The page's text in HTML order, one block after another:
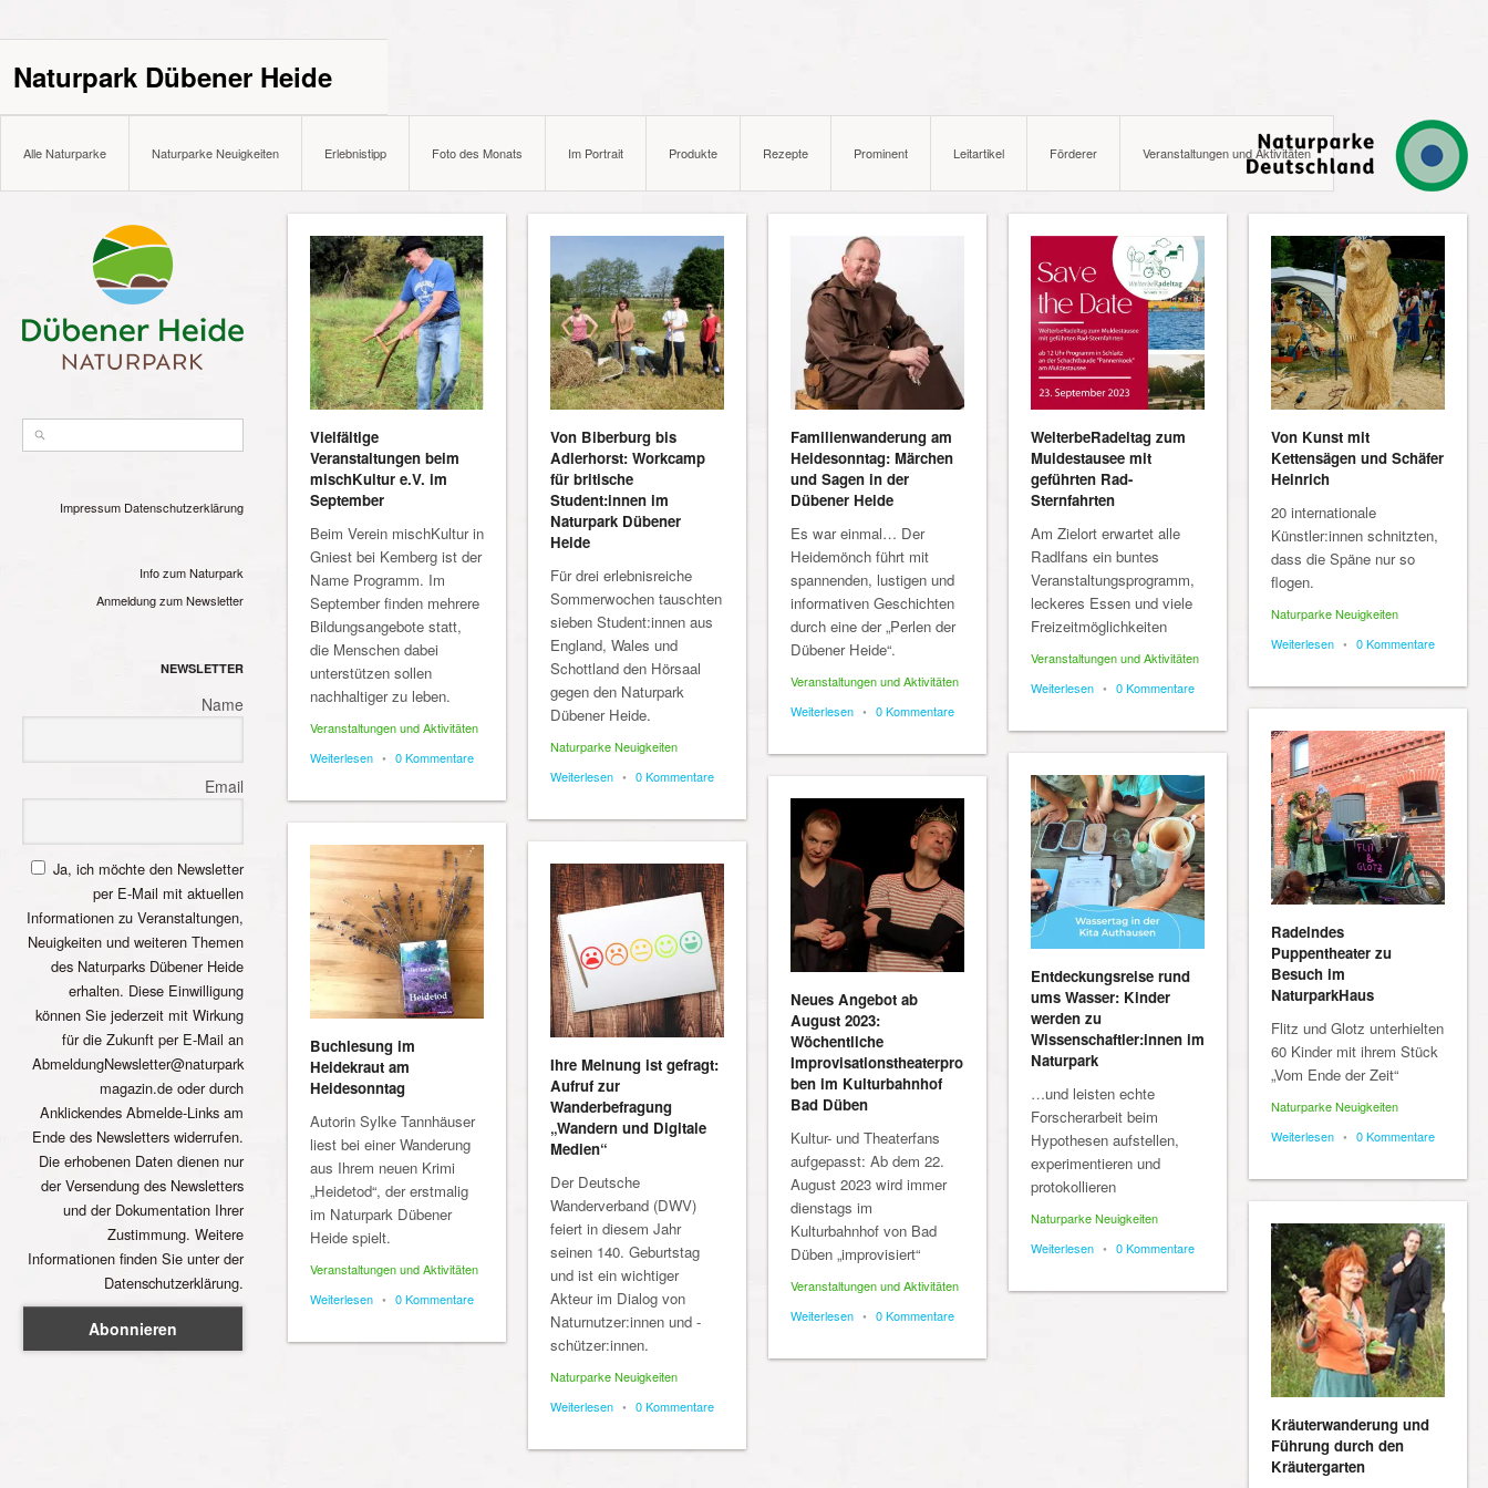
Naturpark Dübener Heide
Alle Naturparke Naturparke Neuigkeiten Erlebnistipp Foto des Monats Im Portrait Produkte Rezepte Prominent Leitartikel Förderer Veranstaltungen und Aktivitäten
Impressum Datenschutzerklärung
Info zum Naturpark
Anmeldung zum Newsletter
NEWSLETTER
Name
Email
Ja, ich möchte den Newsletter
per E-Mail mit aktuellen
Informationen zu Veranstaltungen,
Neuigkeiten und weiteren Themen
des Naturparks Dübener Heide
erhalten. Diese Einwilligung
können Sie jederzeit mit Wirkung
für die Zukunft per E-Mail an
AbmeldungNewsletter@naturpark
magazin.de oder durch
Anklickendes Abmelde-Links am
Ende des Newsletters widerrufen.
Die erhobenen Daten dienen nur
der Versendung des Newsletters
und der Dokumentation Ihrer
Zustimmung. Weitere
Informationen finden Sie unter der
Datenschutzerklärung.
Vielfältige
Veranstaltungen beim
mischKultur e.V. im
September
Beim Verein mischKultur in
Gniest bei Kemberg ist der
Name Programm. Im
September finden mehrere
Bildungsangebote statt,
die Menschen dabei
unterstützen sollen
nachhaltiger zu leben.
Veranstaltungen und Aktivitäten
Weiterlesen • 0 Kommentare
Von Biberburg bis
Adlerhorst: Workcamp
für britische
Student:innen im
Naturpark Dübener
Heide
Für drei erlebnisreiche
Sommerwochen tauschten
sieben Student:innen aus
England, Wales und
Schottland den Hörsaal
gegen den Naturpark
Dübener Heide.
Naturparke Neuigkeiten
Weiterlesen • 0 Kommentare
Familienwanderung am
Heidesonntag: Märchen
und Sagen in der
Dübener Heide
Es war einmal… Der
Heidemönch führt mit
spannenden, lustigen und
informativen Geschichten
durch eine der „Perlen der
Dübener Heide“.
Veranstaltungen und Aktivitäten
Weiterlesen • 0 Kommentare
WelterbeRadeltag zum
Muldestausee mit
geführten Rad-
Sternfahrten
Am Zielort erwartet alle
Radlfans ein buntes
Veranstaltungsprogramm,
leckeres Essen und viele
Freizeitmöglichkeiten
Veranstaltungen und Aktivitäten
Weiterlesen • 0 Kommentare
Von Kunst mit
Kettensägen und Schäfer
Heinrich
20 internationale
Künstler:innen schnitzten,
dass die Späne nur so
flogen.
Naturparke Neuigkeiten
Weiterlesen • 0 Kommentare
Radelndes
Puppentheater zu
Besuch im
NaturparkHaus
Flitz und Glotz unterhielten
60 Kinder mit ihrem Stück
„Vom Ende der Zeit“
Naturparke Neuigkeiten
Weiterlesen • 0 Kommentare
Entdeckungsreise rund
ums Wasser: Kinder
werden zu
Wissenschaftler:innen im
Naturpark
…und leisten echte
Forscherarbeit beim
Hypothesen aufstellen,
experimentieren und
protokollieren
Naturparke Neuigkeiten
Weiterlesen • 0 Kommentare
Neues Angebot ab
August 2023:
Wöchentliche
Improvisationstheaterpro
ben im Kulturbahnhof
Bad Düben
Kultur- und Theaterfans
aufgepasst: Ab dem 22.
August 2023 wird immer
dienstags im
Kulturbahnhof von Bad
Düben „improvisiert“
Veranstaltungen und Aktivitäten
Weiterlesen • 0 Kommentare
Buchlesung im
Heidekraut am
Heidesonntag
Autorin Sylke Tannhäuser
liest bei einer Wanderung
aus Ihrem neuen Krimi
„Heidetod“, der erstmalig
im Naturpark Dübener
Heide spielt.
Veranstaltungen und Aktivitäten
Weiterlesen • 0 Kommentare
Ihre Meinung ist gefragt:
Aufruf zur
Wanderbefragung
„Wandern und Digitale
Medien“
Der Deutsche
Wanderverband (DWV)
feiert in diesem Jahr
seinen 140. Geburtstag
und ist ein wichtiger
Akteur im Dialog von
Naturnutzer:innen und -
schützer:innen.
Naturparke Neuigkeiten
Weiterlesen • 0 Kommentare
Kräuterwanderung und
Führung durch den
Kräutergarten